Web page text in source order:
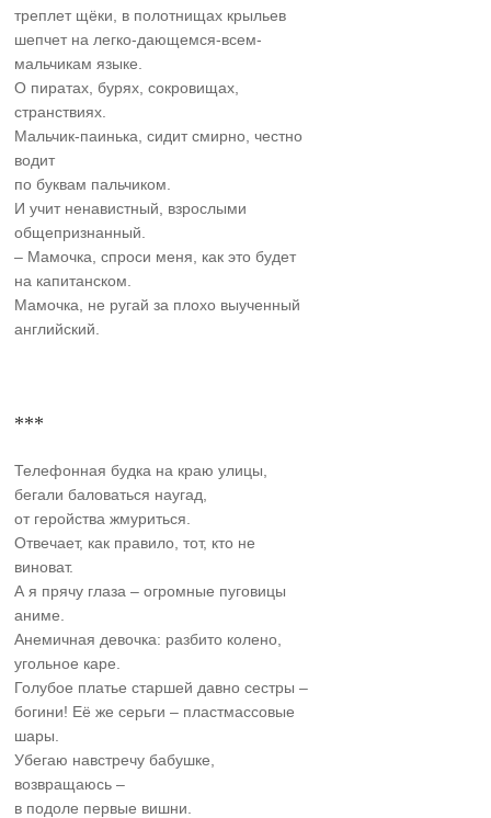
треплет щёки, в полотнищах крыльев
шепчет на легко-дающемся-всем-
мальчикам языке.
О пиратах, бурях, сокровищах,
странствиях.
Мальчик-паинька, сидит смирно, честно
водит
по буквам пальчиком.
И учит ненавистный, взрослыми
общепризнанный.
– Мамочка, спроси меня, как это будет
на капитанском.
Мамочка, не ругай за плохо выученный
английский.
***
Телефонная будка на краю улицы,
бегали баловаться наугад,
от геройства жмуриться.
Отвечает, как правило, тот, кто не
виноват.
А я прячу глаза – огромные пуговицы
аниме.
Анемичная девочка: разбито колено,
угольное каре.
Голубое платье старшей давно сестры –
богини! Её же серьги – пластмассовые
шары.
Убегаю навстречу бабушке,
возвращаюсь –
в подоле первые вишни.